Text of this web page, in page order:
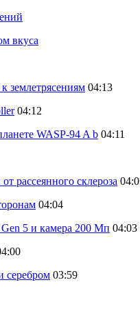
вкуса
землетрясениям 04:13
04:12
WASP-94 A b 04:11
рассеянного склероза
04:04
5 и камера 200 Мп 04:03
серебром 03:59